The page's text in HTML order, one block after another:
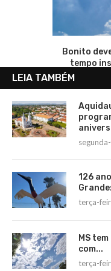
Bonito
tempo
LEIA TAMBÉM
126
terça-
MS
com...
terça-